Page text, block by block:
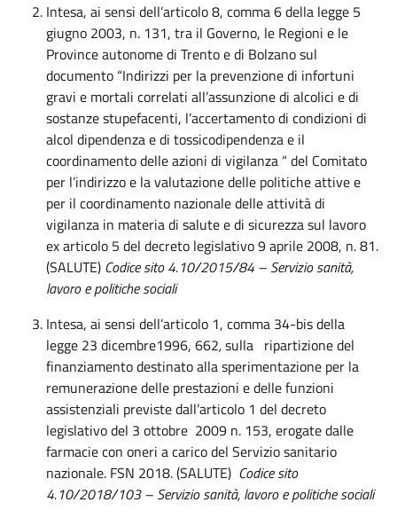
Intesa, ai sensi dell’articolo 8, comma 6 della legge 5
giugno 2003, n. 131, tra il Governo, le Regioni e le
Province autonome di Trento e di Bolzano sul
documento “Indirizzi per la prevenzione di infortuni
gravi e mortali correlati all’assunzione di alcolici e di
sostanze stupefacenti, l’accertamento di condizioni di
alcol dipendenza e di tossicodipendenza e il
coordinamento delle azioni di vigilanza “ del Comitato
per l’indirizzo e la valutazione delle politiche attive e
per il coordinamento nazionale delle attività di
vigilanza in materia di salute e di sicurezza sul lavoro
ex articolo 5 del decreto legislativo 9 aprile 2008, n. 81.
(SALUTE) Codice sito 4.10/2015/84 – Servizio sanità,
lavoro e politiche sociali
Intesa, ai sensi dell’articolo 1, comma 34-bis della
legge 23 dicembre1996, 662,sulla ripartizione del
finanziamento destinato alla sperimentazione per la
remunerazione delle prestazioni e delle funzioni
assistenziali previste dall’articolo 1 del decreto
legislativo del 3 ottobre 2009 n. 153, erogate dalle
farmacie con oneri a carico del Servizio sanitario
nazionale. FSN 2018. (SALUTE) Codice sito
4.10/2018/103– Servizio sanità, lavoro e politiche sociali